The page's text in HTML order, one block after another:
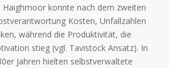
konnte nach dem zweiten
Kosten, Unfallzahlen
während die Produktivität, die
stieg (vgl. Tavistock Ansatz). In
Jahren hielten selbstverwaltete